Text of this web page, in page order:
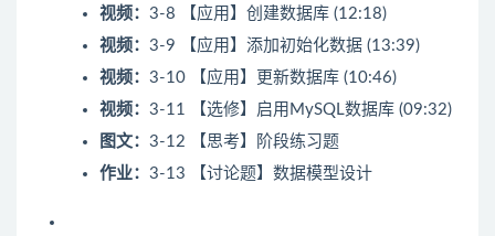
视频： 3-8 【应用】创建数据库 (12:18)
视频： 3-9 【应用】添加初始化数据 (13:39)
视频： 3-10 【应用】更新数据库 (10:46)
视频： 3-11 【选修】启用MySQL数据库 (09:32)
图文： 3-12 【思考】阶段练习题
作业： 3-13 【讨论题】数据模型设计